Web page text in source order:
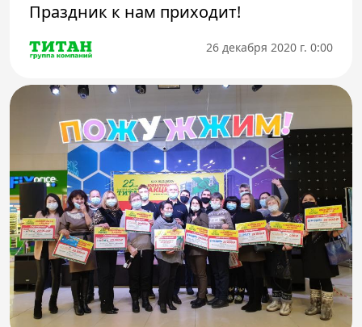
Праздник к нам приходит!
26 декабря 2020 г. 0:00